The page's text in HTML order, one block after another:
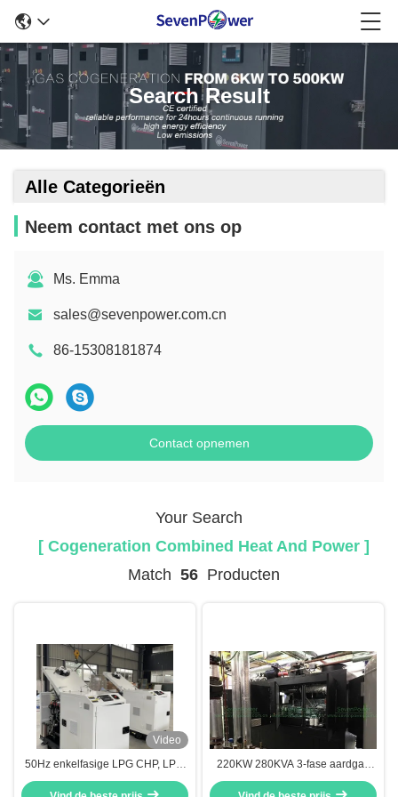
Search Result
Alle Categorieën
Neem contact met ons op
Ms. Emma
sales@sevenpower.com.cn
86-15308181874
Contact opnemen
Your Search
[ Cogeneration Combined Heat And Power ]
Match 56Producten
Video
50Hz enkelfasige LPG CHP, LPG
gecombineerde warmte en stroom
220KW 280KVA 3-fase aardgas
WKK, Warmtekrachtkoppeling